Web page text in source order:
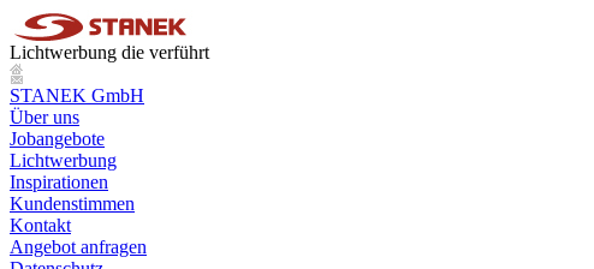
Lichtwerbung die verführt
STANEK GmbH
Über uns
Jobangebote
Lichtwerbung
Inspirationen
Kundenstimmen
Kontakt
Angebot anfragen